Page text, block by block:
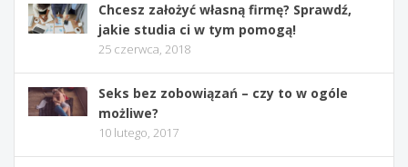
Chcesz założyć własną firmę? Sprawdź,
jakie studia ci w tym pomogą!
25 czerwca, 2018
Seks bez zobowiązań – czy to w ogóle
możliwe?
10 lutego, 2017